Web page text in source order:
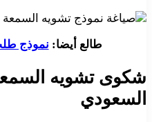
طالع أيضا: نموذج
شكوى تشويه
السعودي